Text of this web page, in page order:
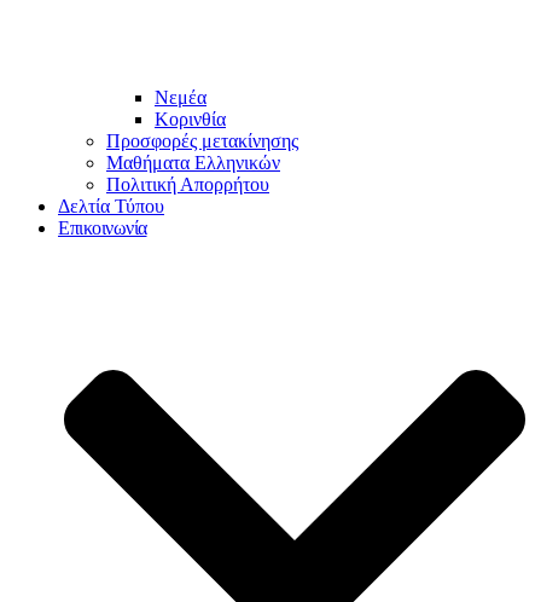
Νεμέα
Κορινθία
Προσφορές μετακίνησης
Μαθήματα Ελληνικών
Πολιτική Απορρήτου
Δελτία Τύπου
Επικοινωνία